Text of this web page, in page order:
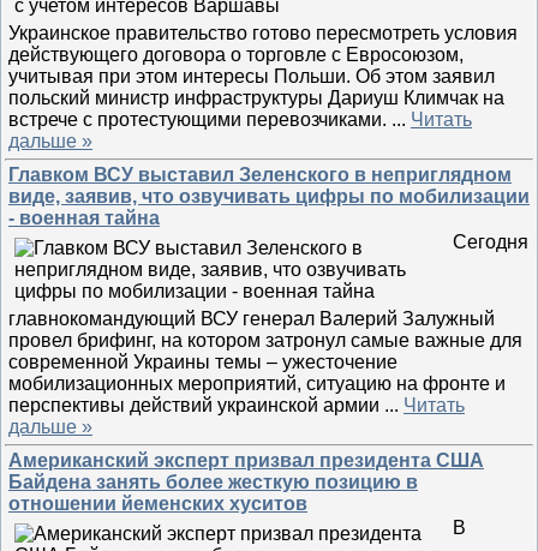
Украинское правительство готово пересмотреть условия
действующего договора о торговле с Евросоюзом,
учитывая при этом интересы Польши. Об этом заявил
польский министр инфраструктуры Дариуш Климчак на
встрече с протестующими перевозчиками. ... Читать
дальше »
Главком ВСУ выставил Зеленского в неприглядном
виде, заявив, что озвучивать цифры по мобилизации
- военная тайна
Сегодня
главнокомандующий ВСУ генерал Валерий Залужный
провел брифинг, на котором затронул самые важные для
современной Украины темы – ужесточение
мобилизационных мероприятий, ситуацию на фронте и
перспективы действий украинской армии ... Читать
дальше »
Американский эксперт призвал президента США
Байдена занять более жесткую позицию в
отношении йеменских хуситов
В